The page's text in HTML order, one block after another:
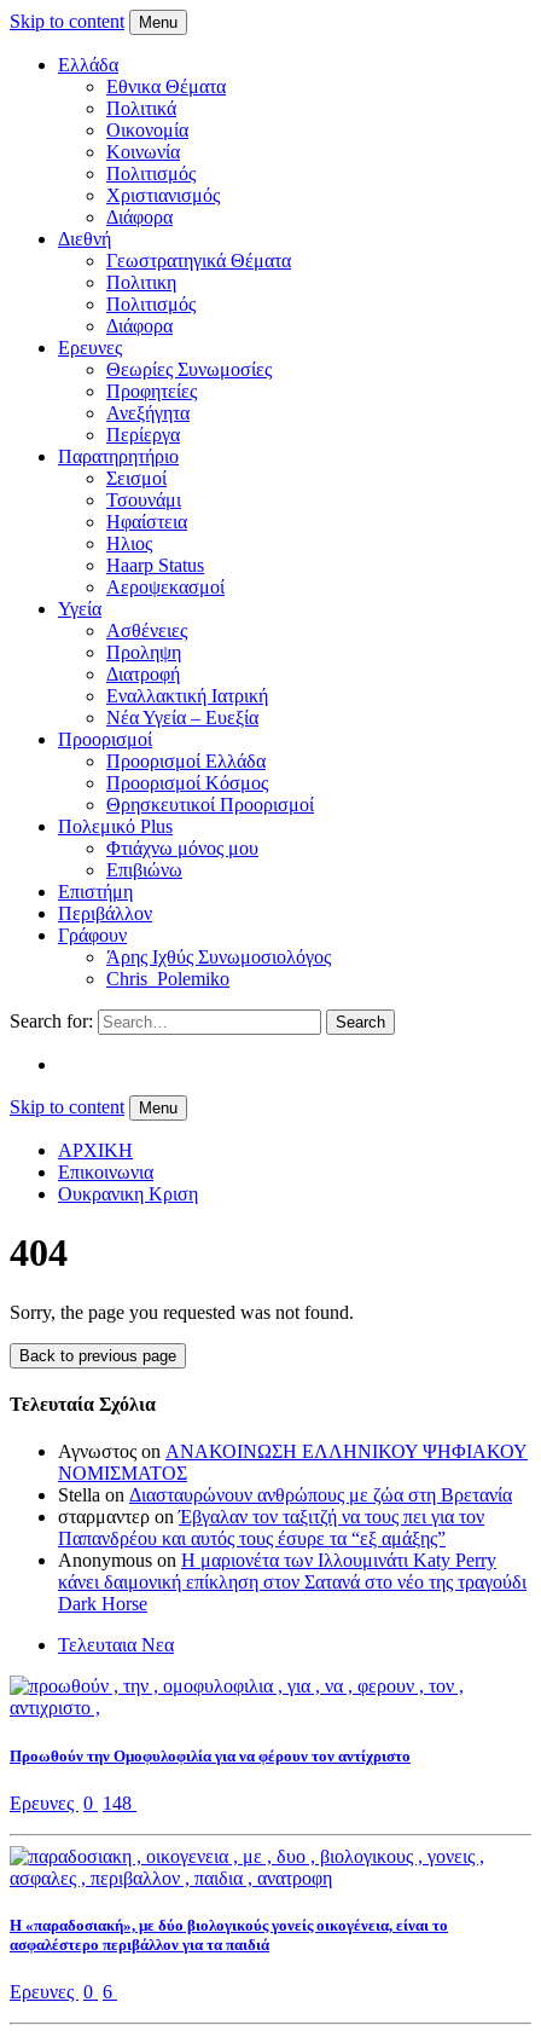
Skip to content Menu
Ελλάδα
Εθνικα Θέματα
Πολιτικά
Οικονομία
Κοινωνία
Πολιτισμός
Χριστιανισμός
Διάφορα
Διεθνή
Γεωστρατηγικά Θέματα
Πολιτικη
Πολιτισμός
Διάφορα
Ερευνες
Θεωρίες Συνωμοσίες
Προφητείες
Ανεξήγητα
Περίεργα
Παρατηρητήριο
Σεισμοί
Τσουνάμι
Ηφαίστεια
Ηλιος
Haarp Status
Αεροψεκασμοί
Υγεία
Ασθένειες
Προληψη
Διατροφή
Εναλλακτική Ιατρική
Νέα Υγεία – Ευεξία
Προορισμοί
Προορισμοί Ελλάδα
Προορισμοί Κόσμος
Θρησκευτικοί Προορισμοί
Πολεμικό Plus
Φτιάχνω μόνος μου
Επιβιώνω
Επιστήμη
Περιβάλλον
Γράφουν
Άρης Ιχθύς Συνωμοσιολόγος
Chris_Polemiko
Search for: Search
Skip to content Menu
ΑΡΧΙΚΗ
Επικοινωνια
Ουκρανικη Κριση
404
Sorry, the page you requested was not found.
Back to previous page
Τελευταία Σχόλια
Αγνωστος on ΑΝΑΚΟΙΝΩΣΗ ΕΛΛΗΝΙΚΟΥ ΨΗΦΙΑΚΟΥ
ΝΟΜΙΣΜΑΤΟΣ
Stella on Διασταυρώνουν ανθρώπους με ζώα στη Βρετανία
σταρμαντερ onΈβγαλαν τον ταξιτζή να τους πει για τον
Παπανδρέου και αυτός τους έσυρε τα “εξ αμάξης”
Anonymous on Η μαριονέτα των Ιλλουμινάτι Katy Perry
κάνει δαιμονική επίκληση στον Σατανά στο νέο της τραγούδι
Dark Horse
Τελευταια Νεα
Προωθούν την Ομοφυλοφιλία για να φέρουν τον αντίχριστο
Ερευνες 0 148
Η «παραδοσιακή», με δύο βιολογικούς γονείς οικογένεια, είναι το
ασφαλέστερο περιβάλλον για τα παιδιά
Ερευνες 0 6